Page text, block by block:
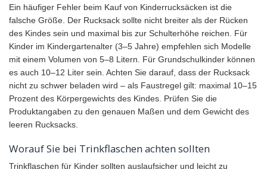
Ein häufiger Fehler beim Kauf von Kinderrucksäcken ist die
falsche Größe. Der Rucksack sollte nicht breiter als der Rücken
des Kindes sein und maximal bis zur Schulterhöhe reichen. Für
Kinder im Kindergartenalter (3–5 Jahre) empfehlen sich Modelle
mit einem Volumen von 5–8 Litern. Für Grundschulkinder können
es auch 10–12 Liter sein. Achten Sie darauf, dass der Rucksack
nicht zu schwer beladen wird – als Faustregel gilt: maximal 10–15
Prozent des Körpergewichts des Kindes. Prüfen Sie die
Produktangaben zu den genauen Maßen und dem Gewicht des
leeren Rucksacks.
Worauf Sie bei Trinkflaschen achten sollten
Trinkflaschen für Kinder sollten auslaufsicher und leicht zu